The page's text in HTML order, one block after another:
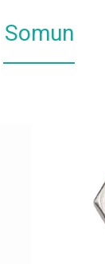
Somun